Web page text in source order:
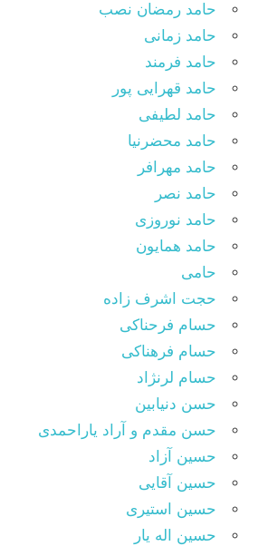
حامد رمضان نصب
حامد زمانی
حامد فرمند
حامد قهرایی پور
حامد لطیفی
حامد محضرنیا
حامد مهرافر
حامد نصر
حامد نوروزی
حامد همایون
حامی
حجت اشرف زاده
حسام فرحناکی
حسام فرهناکی
حسام لرنژاد
حسن دنیابین
حسن مقدم و آراد یاراحمدی
حسین آزاد
حسین آقایی
حسین استیری
حسین اله یار